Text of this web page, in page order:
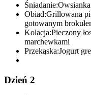
Śniadanie:
Obiad:Grillowana
gotowanym
Kolacja:Pieczony
marchewkami
Przekąska:Jogurt
Dzień 2